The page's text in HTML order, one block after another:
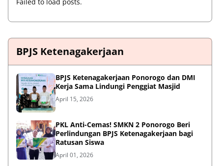
BPJS Ketenagakerjaan
BPJS Ketenagakerjaan Ponorogo dan DMI
Kerja Sama Lindungi Penggiat Masjid
April 15, 2026
PKL Anti-Cemas! SMKN 2 Ponorogo Beri
Perlindungan BPJS Ketenagakerjaan bagi
Ratusan Siswa
April 01, 2026